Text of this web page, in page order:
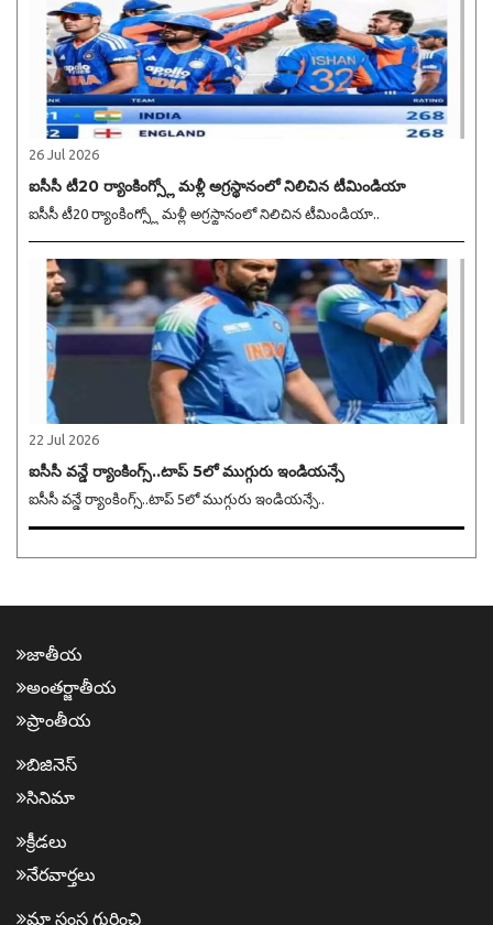
26 Jul 2026
ఐసీసీ టీ20 ర్యాంకింగ్స్లో మళ్లీ అగ్రస్థానంలో నిలిచిన టీమిండియా
ఐసీసీ టీ20 ర్యాంకింగ్స్లో మళ్లీ అగ్రస్థానంలో నిలిచిన టీమిండియా..
22 Jul 2026
ఐసీసీ వన్డే ర్యాంకింగ్స్..టాప్ 5లో ముగ్గురు ఇండియన్సే
ఐసీసీ వన్డే ర్యాంకింగ్స్..టాప్ 5లో ముగ్గురు ఇండియన్సే..
జాతీయ
అంత‌ర్జాతీయ
ప్రాంతీయ‌
బిజినెస్
సినిమా
క్రీడ‌లు
నేర‌వార్త‌లు
మా సంస్థ గురించి